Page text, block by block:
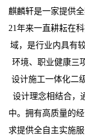
麒麟轩是一家提供
21年来一直耕耘在
域，是行业内具有
环境、职业健康三
设计施工一体化二
设计理念相结合，
中。拥有高质量的
求提供全自主实施